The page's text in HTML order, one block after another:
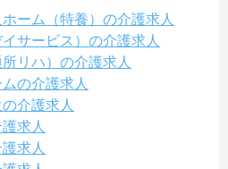
ーム（特養）の介護求人
サービス）の介護求人
リハ）の介護求人
の介護求人
介護求人
求人
求人